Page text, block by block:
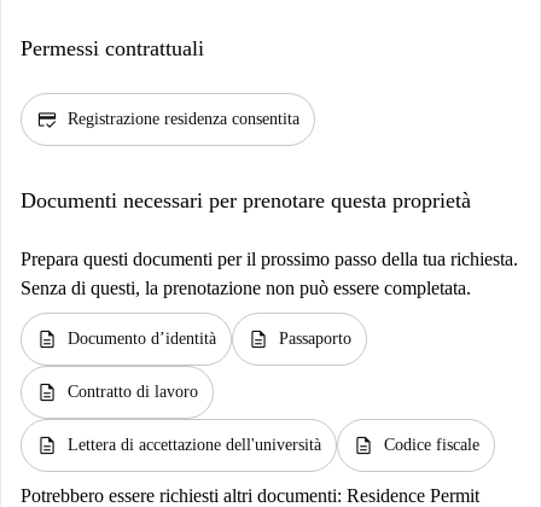
Permessi contrattuali
credit_score Registrazione residenza consentita
Documenti necessari per prenotare questa proprietà
Prepara questi documenti per il prossimo passo della tua richiesta.
Senza di questi, la prenotazione non può essere completata.
description Documento d’identità description Passaporto
description Contratto di lavoro
description Lettera di accettazione dell'università description Codice fiscale
Potrebbero essere richiesti altri documenti: Residence Permit